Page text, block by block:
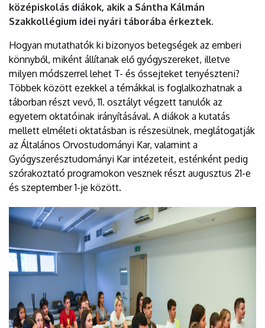
középiskolás diákok, akik a Sántha Kálmán
Szakkollégium idei nyári táborába érkeztek.
Hogyan mutathatók ki bizonyos betegségek az emberi
könnyből, miként állítanak elő gyógyszereket, illetve
milyen módszerrel lehet T- és őssejteket tenyészteni?
Többek között ezekkel a témákkal is foglalkozhatnak a
táborban részt vevő, 11. osztályt végzett tanulók az
egyetem oktatóinak irányításával. A diákok a kutatás
mellett elméleti oktatásban is részesülnek, meglátogatják
az Általános Orvostudományi Kar, valamint a
Gyógyszerésztudományi Kar intézeteit, esténként pedig
szórakoztató programokon vesznek részt augusztus 21-e
és szeptember 1-je között.